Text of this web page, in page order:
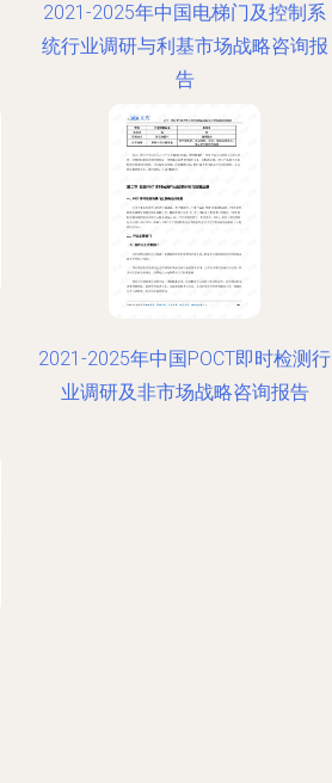
2021-2025年中国电梯门及控制系
统行业调研与利基市场战略咨询报
告
2021-2025年中国POCT即时检测行
业调研及非市场战略咨询报告